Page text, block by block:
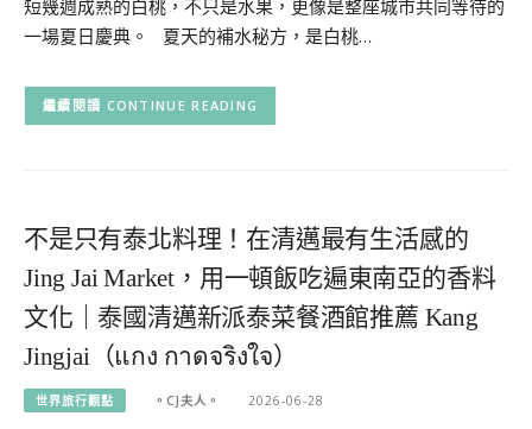
短幾週成熟的白桃，不只是水果，更像是整座城市共同等待的
一場夏日慶典。 夏天的補水秘方，是白桃…
CONTINUE READING
不是只有泰北料理！在清邁最有生活感的
Jing Jai Market，用一頓飯吃遍東南亞的香料
文化｜泰國清邁新派泰菜餐酒館推薦 Kang
Jingjai（แกง กาดจริงใจ）
世界旅行觀點 。CJ夫人。 2026-06-28